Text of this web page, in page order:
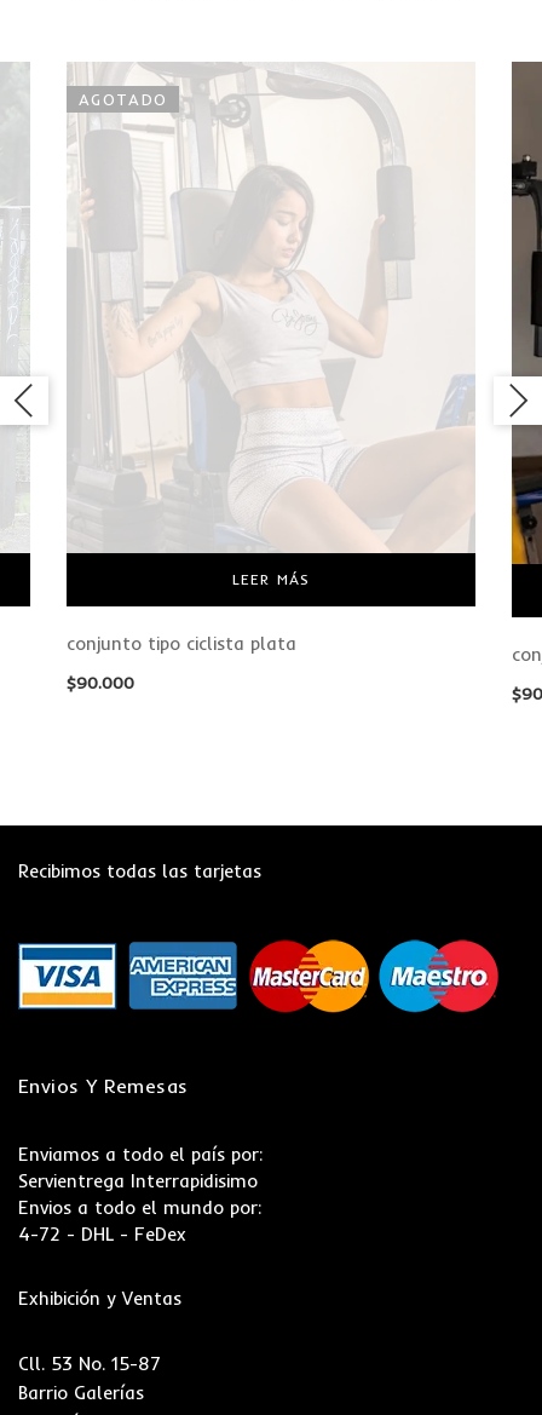
AGOTADO
LEER MÁS
conjunto tipo ciclista plata
$90.000
$
Recibimos todas las tarjetas
Envios Y Remesas
Enviamos a todo el país por:
Servientrega Interrapidisimo
Envios a todo el mundo por:
4-72 - DHL - FeDex
Exhibición y Ventas
Cll. 53 No. 15-87
Barrio Galerías